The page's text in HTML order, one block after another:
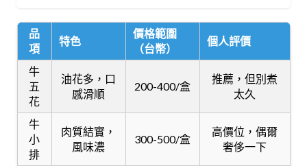
品
項
特色
價格範圍
（台幣）
個人評價
牛
五
花
油花多，口
感滑順
200-400/盒
推薦，但別煮
太久
牛
小
排
肉質結實，
風味濃
300-500/盒
高價位，偶爾
奢侈一下